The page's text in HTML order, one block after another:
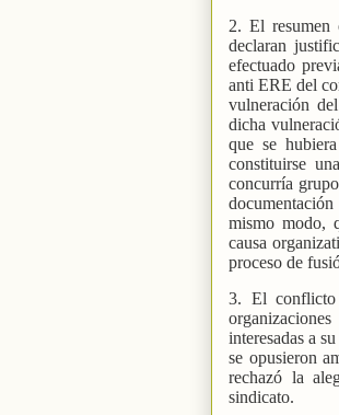
2. El resumen
declaran
efectuado
anti ERE del
vulneración
dicha
que se
constituirse
concurría
mismo modo,
causa
proceso de
3. El conflicto
interesadas a
se opusieron
rechazó la
sindicato.